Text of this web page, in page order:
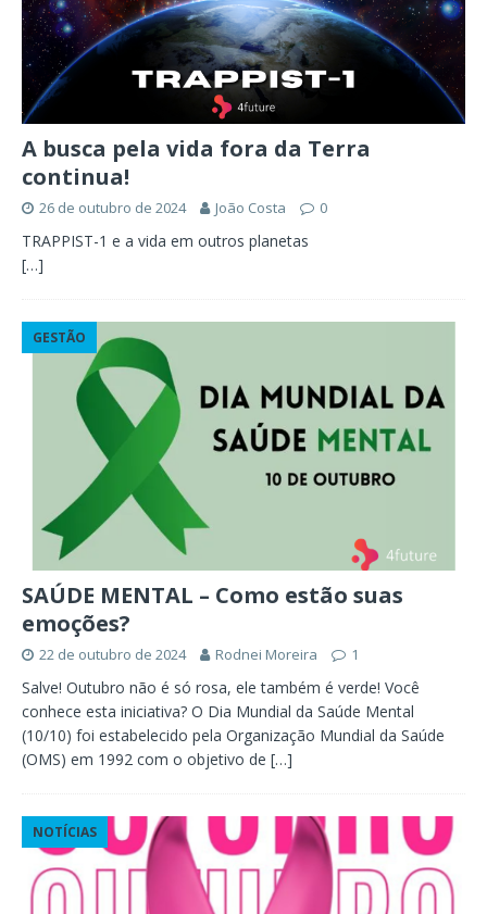
A busca pela vida fora da Terra
continua!
26 de outubro de 2024 João Costa 0
TRAPPIST-1 e a vida em outros planetas
[…]
GESTÃO
SAÚDE MENTAL – Como estão suas
emoções?
22 de outubro de 2024 Rodnei Moreira 1
Salve! Outubro não é só rosa, ele também é verde! Você
conhece esta iniciativa? O Dia Mundial da Saúde Mental
(10/10) foi estabelecido pela Organização Mundial da Saúde
(OMS) em 1992 com o objetivo de […]
NOTÍCIAS